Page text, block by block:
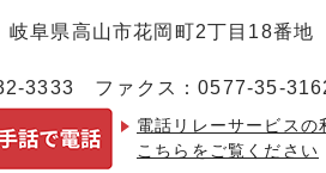
阜県高山市花岡町2丁目18番
3333 ファクス：0577-35-
電話リレーサービスの
こちらをご覧ください